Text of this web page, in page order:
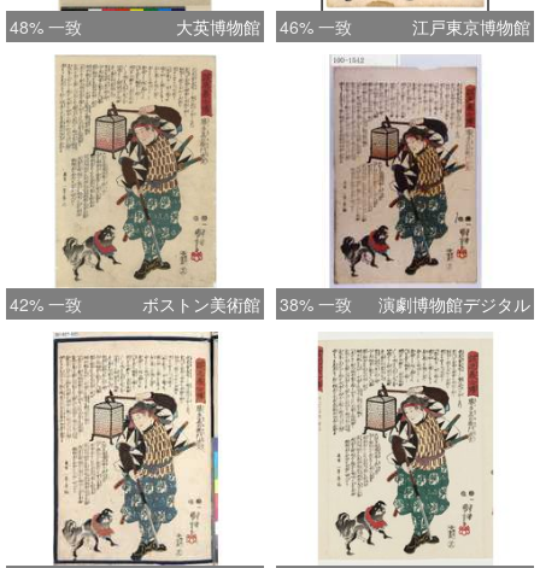
48% 一致 大英博物館 46% 一致 江戸東京博物館
42% 一致 ボストン美術館 38% 一致 演劇博物館デジタル